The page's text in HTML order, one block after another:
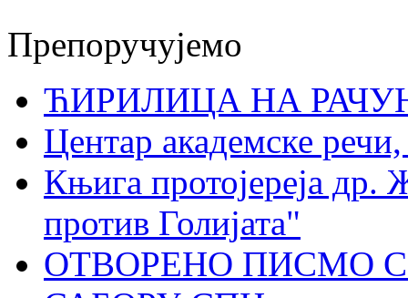
Препоручујемо
ЋИРИЛИЦА НА
Центар академске
Књига протојереја др.
против Голијата"
ОТВОРЕНО ПИСМО